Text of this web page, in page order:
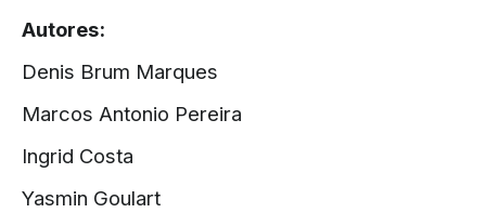
Autores:
Denis Brum Marques
Marcos Antonio Pereira
Ingrid Costa
Yasmin Goulart